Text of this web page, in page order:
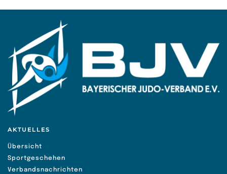
AKTUELLES
Übersicht
Sportgeschehen
Verbandsnachrichten